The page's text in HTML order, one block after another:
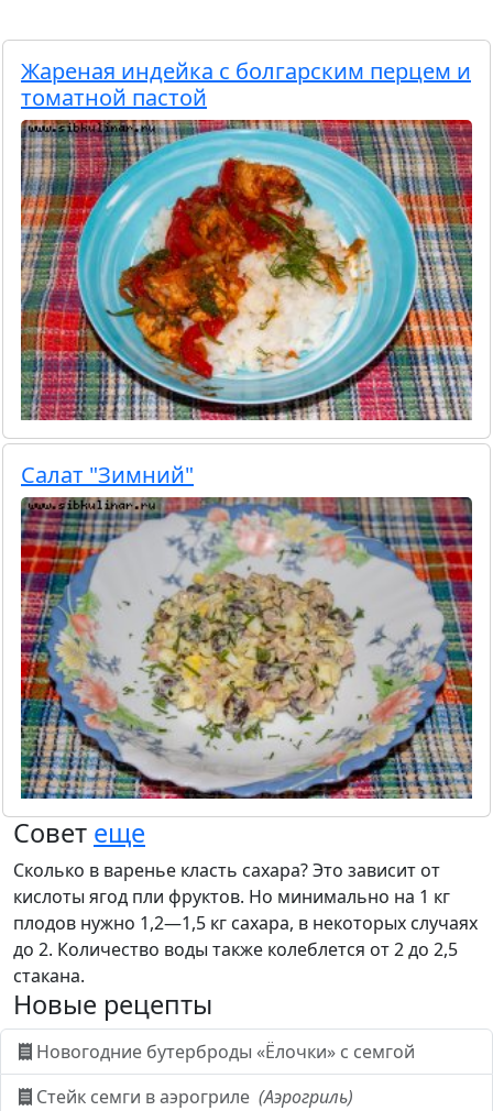
Жареная индейка с болгарским перцем и
томатной пастой
Салат "Зимний"
Совет еще
Сколько в варенье класть сахара? Это зависит от
кислоты ягод пли фруктов. Но минимально на 1 кг
плодов нужно 1,2—1,5 кг сахара, в некоторых случаях
до 2. Количество воды также колеблется от 2 до 2,5
стакана.
Новые рецепты
Новогодние бутерброды «Ёлочки» с семгой
Стейк семги в аэрогриле (Аэрогриль)